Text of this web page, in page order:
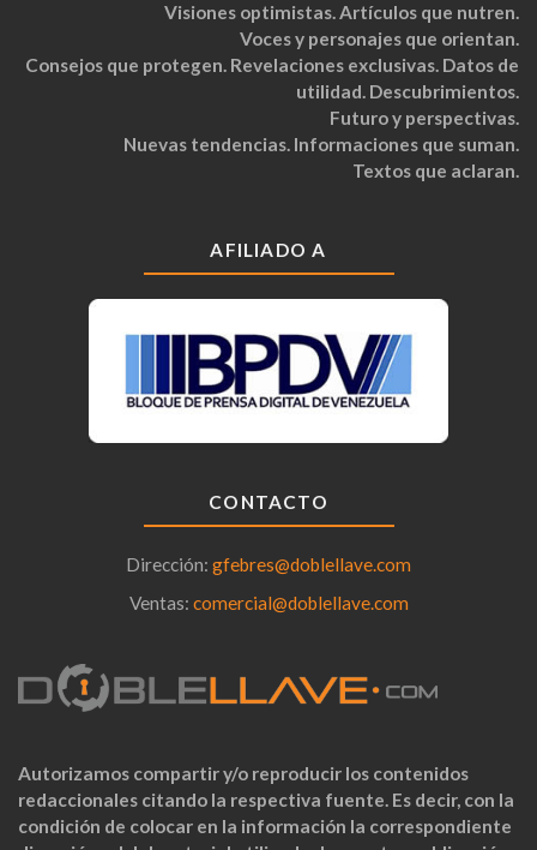
Visiones optimistas. Artículos que nutren.
Voces y personajes que orientan.
Consejos que protegen. Revelaciones exclusivas. Datos de
utilidad. Descubrimientos.
Futuro y perspectivas.
Nuevas tendencias. Informaciones que suman.
Textos que aclaran.
AFILIADO A
CONTACTO
Dirección: gfebres@doblellave.com
Ventas: comercial@doblellave.com
Autorizamos compartir y/o reproducir los contenidos
redaccionales citando la respectiva fuente. Es decir, con la
condición de colocar en la información la correspondiente